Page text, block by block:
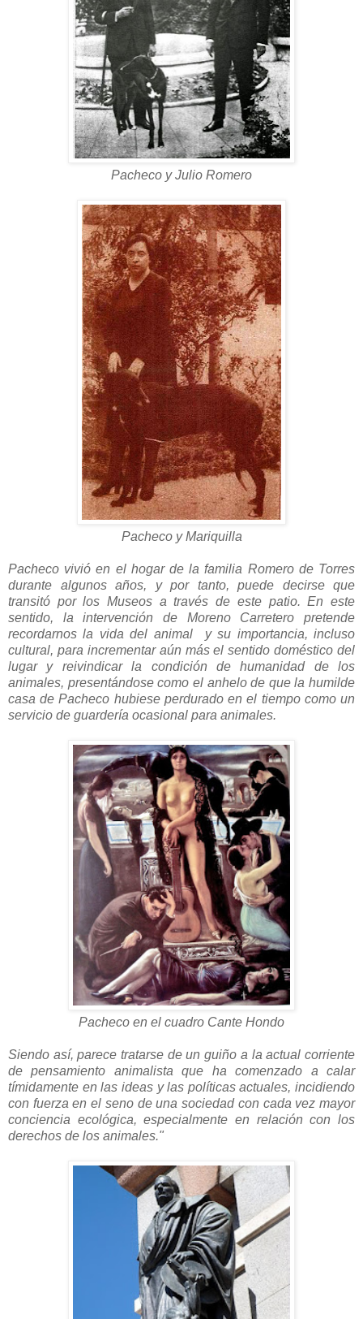
Pacheco y Julio Romero
Pacheco y Mariquilla
Pacheco vivió en el hogar de la familia Romero de Torres
durante algunos años, y por tanto, puede decirse que
transitó por los Museos a través de este patio. En este
sentido, la intervención de Moreno Carretero pretende
recordarnos la vida del animal y su importancia, incluso
cultural, para incrementar aún más el sentido doméstico del
lugar y reivindicar la condición de humanidad de los
animales, presentándose como el anhelo de que la humilde
casa de Pacheco hubiese perdurado en el tiempo como un
servicio de guardería ocasional para animales.
Pacheco en el cuadro Cante Hondo
Siendo así, parece tratarse de un guiño a la actual corriente
de pensamiento animalista que ha comenzado a calar
tímidamente en las ideas y las políticas actuales, incidiendo
con fuerza en el seno de una sociedad con cada vez mayor
conciencia ecológica, especialmente en relación con los
derechos de los animales."